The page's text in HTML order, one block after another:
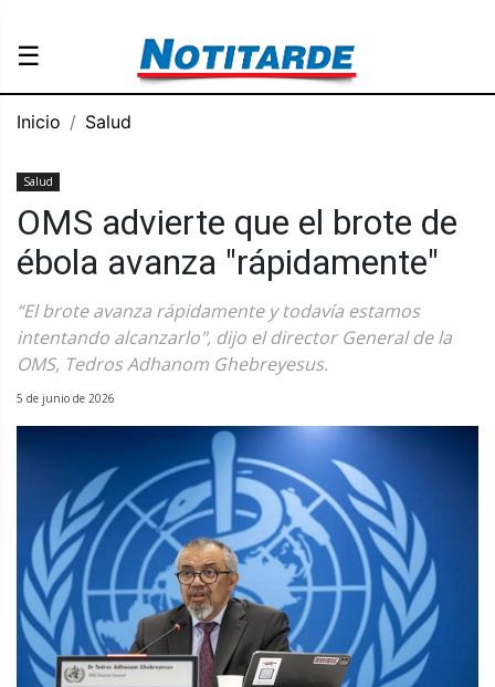
☰
Inicio Salud
Salud
OMS advierte que el brote de
ébola avanza "rápidamente"
“El brote avanza rápidamente y todavía estamos
intentando alcanzarlo", dijo el director General de la
OMS, Tedros Adhanom Ghebreyesus.
5 de junio de 2026